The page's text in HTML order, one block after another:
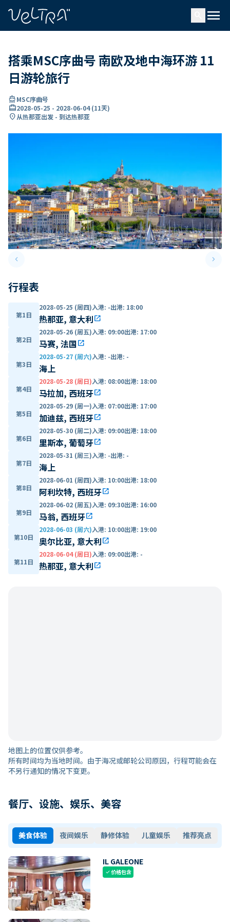
menu
搭乘MSC序曲号 南欧及地中海环游 11
日游轮旅行
directions_boatMSC序曲号
card_travel2028-05-25 - 2028-06-04(11天)
location_on从热那亚出发 - 到达热那亚
keyboard_arrow_leftPrevious slide keyboard_arrow_right
行程表
第1日
2028-05-25 (周四)入港: -出港: 18:00
热那亚, 意大利open_in_new
第2日
2028-05-26 (周五)入港: 09:00出港: 17:00
马赛, 法国open_in_new
第3日
2028-05-27 (周六)入港: -出港: -
海上
第4日
2028-05-28 (周日)入港: 08:00出港: 18:00
马拉加, 西班牙open_in_new
第5日
2028-05-29 (周一)入港: 07:00出港: 17:00
加迪兹, 西班牙open_in_new
第6日
2028-05-30 (周二)入港: 09:00出港: 18:00
里斯本, 葡萄牙open_in_new
第7日
2028-05-31 (周三)入港: -出港: -
海上
第8日
2028-06-01 (周四)入港: 10:00出港: 18:00
阿利坎特, 西班牙open_in_new
第9日
2028-06-02 (周五)入港: 09:30出港: 16:00
马翁, 西班牙open_in_new
第10日
2028-06-03 (周六)入港: 10:00出港: 19:00
奥尔比亚, 意大利open_in_new
第11日
2028-06-04 (周日)入港: 09:00出港: -
热那亚, 意大利open_in_new
地图上的位置仅供参考。
所有时间均为当地时间。由于海况或邮轮公司原因，行程可能会在
不另行通知的情况下变更。
餐厅、设施、娱乐、美容
美食体验 夜间娱乐 静修体验 儿童娱乐 推荐亮点
IL GALEONE
check价格包含